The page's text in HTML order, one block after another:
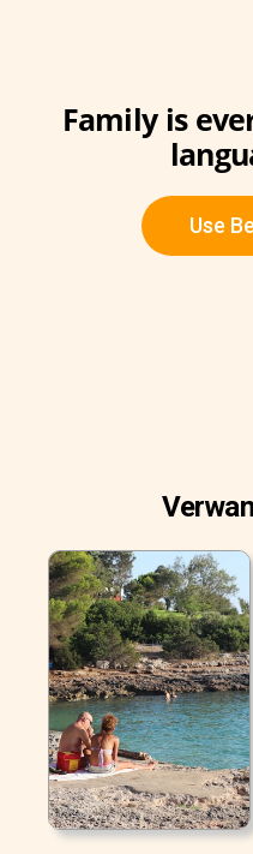
Family is
Use